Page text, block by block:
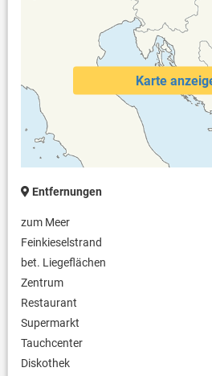
Karte
Entfernungen
zum Meer
Feinkieselstrand
bet. Liegeflächen
Zentrum
Restaurant
Supermarkt
Tauchcenter
Diskothek